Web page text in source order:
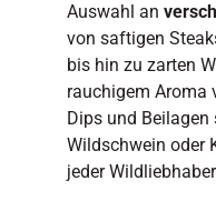
Auswahl an
von saftigen
bis hin zu zarten
rauchigem Aroma
Dips und Beilagen
Wildschwein oder
jeder